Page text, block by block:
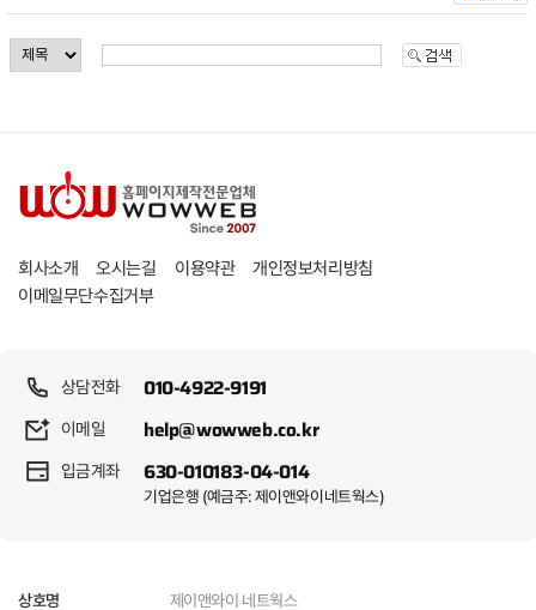
회사소개 오시는길 이용약관 개인정보처리방침
이메일무단수집거부
상담전화 010-4922-9191
이메일 help@wowweb.co.kr
입금계좌 630-010183-04-014
기업은행 (예금주: 제이앤와이네트웍스)
상호명 제이앤와이 네트웍스